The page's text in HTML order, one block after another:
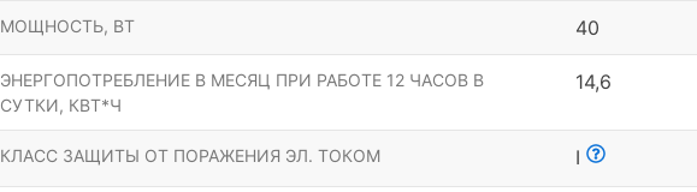
МОЩНОСТЬ, ВТ 40
ЭНЕРГОПОТРЕБЛЕНИЕ В МЕСЯЦ ПРИ РАБОТЕ 12 ЧАСОВ В
СУТКИ, КВТ*Ч
14,6
КЛАСС ЗАЩИТЫ ОТ ПОРАЖЕНИЯ ЭЛ. ТОКОМ I